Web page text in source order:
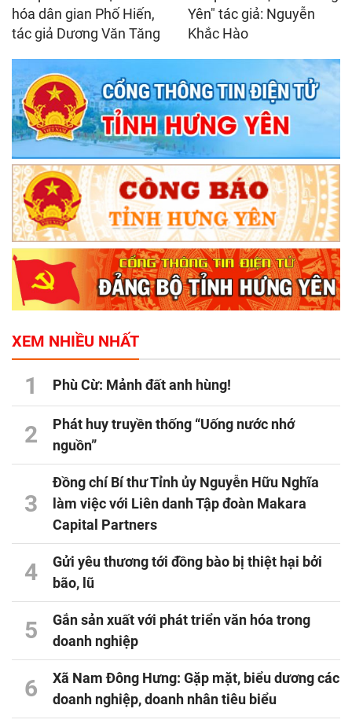
hóa dân gian Phố Hiến,
tác giả Dương Văn Tăng
Yên" tác giả: Nguyễn
Khắc Hào
XEM NHIỀU NHẤT
1 Phù Cừ: Mảnh đất anh hùng!
2
Phát huy truyền thống “Uống nước nhớ
nguồn”
3
Đồng chí Bí thư Tỉnh ủy Nguyễn Hữu Nghĩa
làm việc với Liên danh Tập đoàn Makara
Capital Partners
4
Gửi yêu thương tới đồng bào bị thiệt hại bởi
bão, lũ
5
Gắn sản xuất với phát triển văn hóa trong
doanh nghiệp
6
Xã Nam Đông Hưng: Gặp mặt, biểu dương các
doanh nghiệp, doanh nhân tiêu biểu